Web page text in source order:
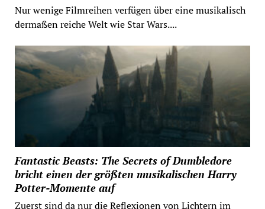
Nur wenige Filmreihen verfügen über eine musikalisch
dermaßen reiche Welt wie Star Wars....
Fantastic Beasts: The Secrets of Dumbledore
bricht einen der größten musikalischen Harry
Potter-Momente auf
Zuerst sind da nur die Reflexionen von Lichtern im